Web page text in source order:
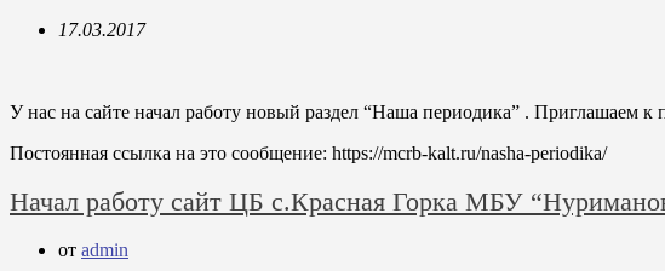
17.03.2017
У нас на сайте начал работу новый раздел “Наша периодика” . Приглашаем к
Постоянная ссылка на это сообщение: https://mcrb-kalt.ru/nasha-periodika/
Начал работу сайт ЦБ с.Красная Горка МБУ
от admin